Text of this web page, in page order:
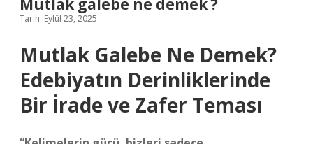
Mutlak galebe ne demek ?
Tarih: Eylül 23, 2025
Mutlak Galebe Ne Demek?
Edebiyatın Derinliklerinde
Bir İrade ve Zafer Teması